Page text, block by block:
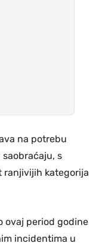
na potrebu
s
ranjivijih kategorija
ovaj period godine
incidentima u